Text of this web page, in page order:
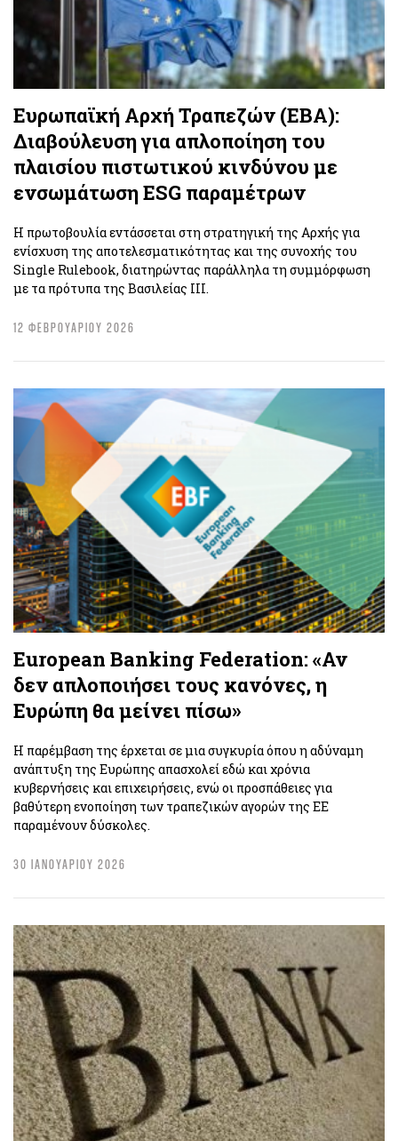
Ευρωπαϊκή Αρχή Τραπεζών (EBA):
Διαβούλευση για απλοποίηση του
πλαισίου πιστωτικού κινδύνου με
ενσωμάτωση ESG παραμέτρων
Η πρωτοβουλία εντάσσεται στη στρατηγική της Αρχής για
ενίσχυση της αποτελεσματικότητας και της συνοχής του
Single Rulebook, διατηρώντας παράλληλα τη συμμόρφωση
με τα πρότυπα της Βασιλείας III.
12 ΦΕΒΡΟΥΑΡΙΟΥ 2026
European Banking Federation: «Αν
δεν απλοποιήσει τους κανόνες, η
Ευρώπη θα μείνει πίσω»
Η παρέμβαση της έρχεται σε μια συγκυρία όπου η αδύναμη
ανάπτυξη της Ευρώπης απασχολεί εδώ και χρόνια
κυβερνήσεις και επιχειρήσεις, ενώ οι προσπάθειες για
βαθύτερη ενοποίηση των τραπεζικών αγορών της ΕΕ
παραμένουν δύσκολες.
30 ΙΑΝΟΥΑΡΙΟΥ 2026